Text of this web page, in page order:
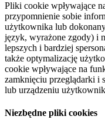
Pliki cookie wpływające
przypomnienie sobie
użytkownika lub
język, wyrażone zgody) i
lepszych i bardziej
także optymalizację
cookie wpływające na
zamknięciu przeglądarki i
lub urządzeniu
Niezbędne pliki cookies